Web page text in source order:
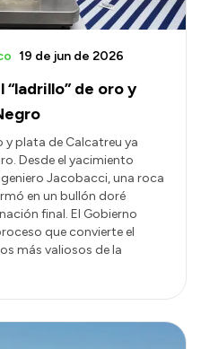
“ladrillo” de oro y
19 de jun de 2026
plata de Calcatreu ya
Desde el yacimiento
Jacobacci, una roca
en un bullón doré
final. El Gobierno
que convierte el
más valiosos de la